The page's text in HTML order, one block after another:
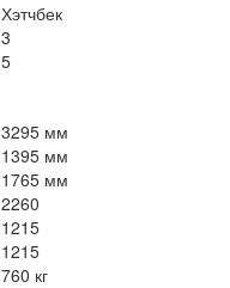
Хэтчбек
3
5
3295 мм
1395 мм
1765 мм
2260
1215
1215
760 кг